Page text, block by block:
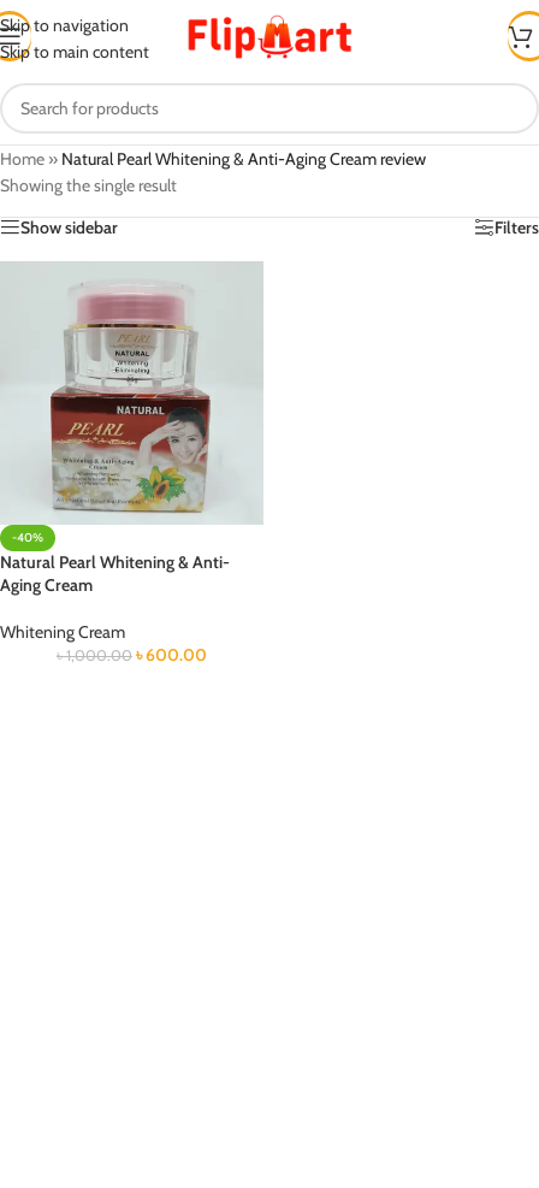
Skip to navigation
Skip to main content
Home » Natural Pearl Whitening & Anti-Aging Cream review
Showing the single result
Show sidebar
Filters
-40%
Natural Pearl Whitening & Anti-
Aging Cream
Whitening Cream
৳1,000.00 ৳600.00